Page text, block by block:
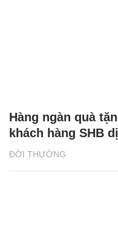
ĐỜI THƯỜNG
Hàng ngàn quà
khách hàng SHB